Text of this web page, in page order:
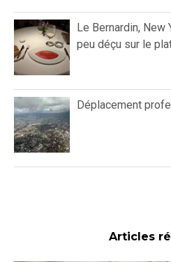
Le Bernardin, New
peu déçu sur le
Déplacement
Articles